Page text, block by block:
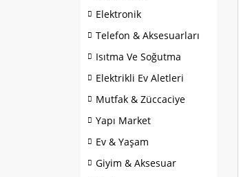
Elektronik
Telefon & Aksesuarları
Isıtma Ve Soğutma
Elektrikli Ev Aletleri
Mutfak & Züccaciye
Yapı Market
Ev & Yaşam
Giyim & Aksesuar